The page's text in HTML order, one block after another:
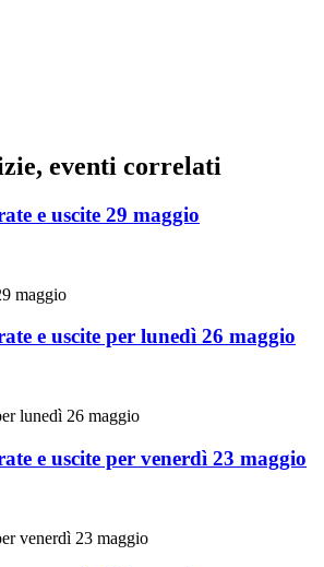
eventi correlati
e uscite 29 maggio
maggio
e uscite per lunedì 26 maggio
lunedì 26 maggio
e uscite per venerdì 23 maggio
venerdì 23 maggio